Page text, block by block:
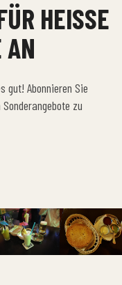
HEISSE A
gut! Abonnieren Sie
zu